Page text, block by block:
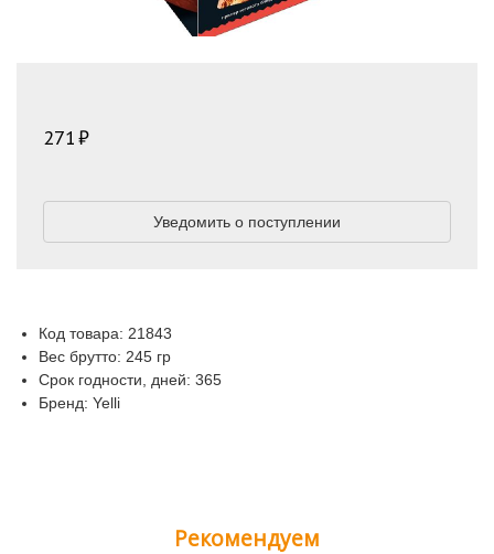
Код товара: 21843
Вес брутто: 245 гр
Срок годности, дней: 365
Бренд: Yelli
271
Уведомить о поступлении
Рекомендуем